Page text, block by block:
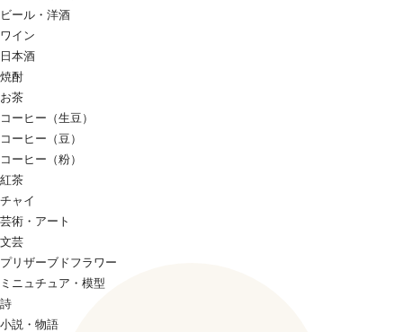
ビール・洋酒
ワイン
日本酒
焼酎
お茶
コーヒー（生豆）
コーヒー（豆）
コーヒー（粉）
紅茶
チャイ
芸術・アート
文芸
プリザーブドフラワー
ミニュチュア・模型
詩
小説・物語